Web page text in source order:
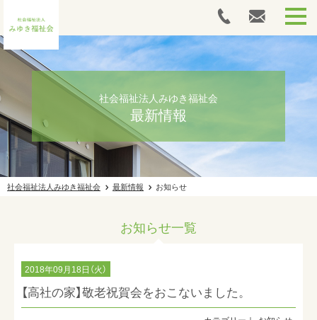
HOME
里山の家木島平
高社の家
施設ギャラリー
採用情報
法人案内
お問い合わせ
社会福祉法人みゆき福祉会
最新情報
社会福祉法人みゆき福祉会 最新情報 お知らせ
お知らせ一覧
2018年09月18日（火）
【高社の家】敬老祝賀会をおこないました。